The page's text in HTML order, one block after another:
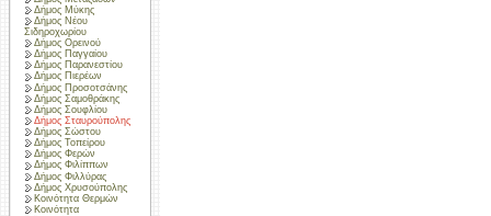
Δήμος Μύκης
Δήμος Νέου
Σιδηροχωρίου
Δήμος Ορεινού
Δήμος Παγγαίου
Δήμος Παρανεστίου
Δήμος Πιερέων
Δήμος Προσοτσάνης
Δήμος Σαμοθράκης
Δήμος Σουφλίου
Δήμος Σταυρούπολης
Δήμος Σώστου
Δήμος Τοπείρου
Δήμος Φερών
Δήμος Φιλίππων
Δήμος Φιλλύρας
Δήμος Χρυσούπολης
Κοινότητα Θερμών
Κοινότητα